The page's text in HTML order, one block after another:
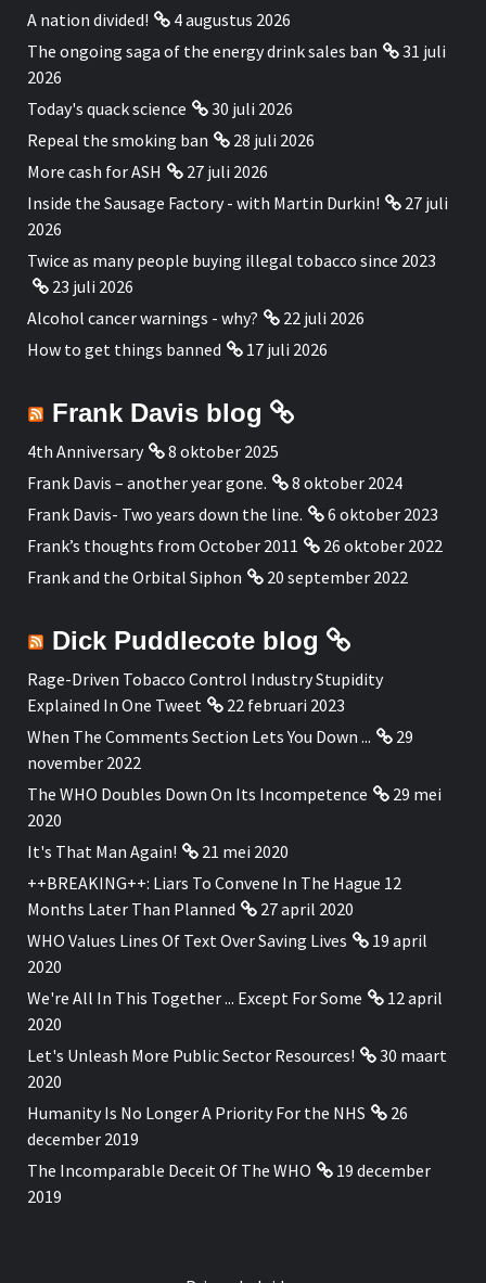
A nation divided!
4 augustus 2026
The ongoing saga of the energy drink sales ban
31 juli
2026
Today's quack science
30 juli 2026
Repeal the smoking ban
28 juli 2026
More cash for ASH
27 juli 2026
Inside the Sausage Factory - with Martin Durkin!
27 juli
2026
Twice as many people buying illegal tobacco since 2023
23 juli 2026
Alcohol cancer warnings - why?
22 juli 2026
How to get things banned
17 juli 2026
Frank Davis blog
4th Anniversary
8 oktober 2025
Frank Davis – another year gone.
8 oktober 2024
Frank Davis- Two years down the line.
6 oktober 2023
Frank’s thoughts from October 2011
26 oktober 2022
Frank and the Orbital Siphon
20 september 2022
Dick Puddlecote blog
Rage-Driven Tobacco Control Industry Stupidity
Explained In One Tweet
22 februari 2023
When The Comments Section Lets You Down ...
29
november 2022
The WHO Doubles Down On Its Incompetence
29 mei
2020
It's That Man Again!
21 mei 2020
++BREAKING++: Liars To Convene In The Hague 12
Months Later Than Planned
27 april 2020
WHO Values Lines Of Text Over Saving Lives
19 april
2020
We're All In This Together ... Except For Some
12 april
2020
Let's Unleash More Public Sector Resources!
30 maart
2020
Humanity Is No Longer A Priority For the NHS
26
december 2019
The Incomparable Deceit Of The WHO
19 december
2019